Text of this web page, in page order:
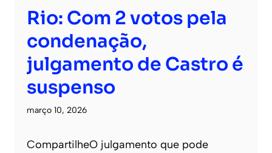
Rio: Com 2 votos pela
condenação,
julgamento de Castro é
suspenso
março 10, 2026
CompartilheO julgamento que pode